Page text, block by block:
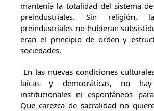
mantenía la totalidad del sistema
preindustriales. Sin religión,
preindustriales no hubieran
eran el principio de orden y
sociedades.
En las nuevas condiciones
laicas y democráticas, no
institucionales ni espontáneos
Que carezca de sacralidad no